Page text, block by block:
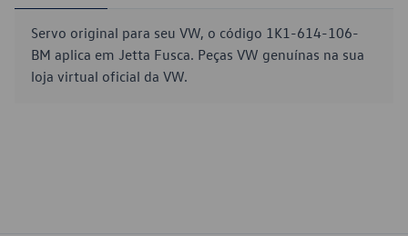
Servo original para seu VW, o código 1K1-614-106-
BM aplica em Jetta Fusca. Peças VW genuínas na sua
loja virtual oficial da VW.